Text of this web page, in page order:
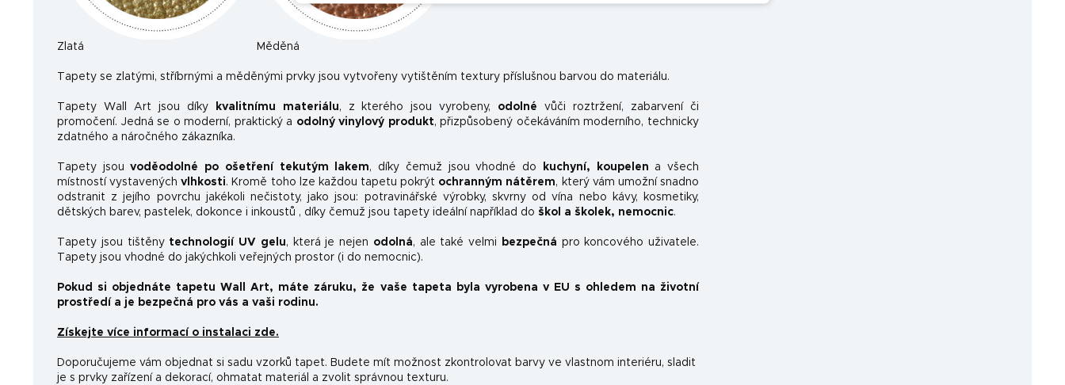
Zlatá Měděná
Tapety se zlatými, stříbrnými a měděnými prvky jsou vytvořeny vytištěním textury příslušnou barvou do materiálu.
Tapety Wall Art jsou díky kvalitnímu materiálu, z kterého jsou vyrobeny, odolné vůči roztržení, zabarvení či
promočení. Jedná se o moderní, praktický a odolný vinylový produkt, přizpůsobený očekáváním moderního, technicky
zdatného a náročného zákazníka.
Tapety jsouvoděodolné po ošetření tekutým lakem, díky čemuž jsou vhodné do kuchyní, koupelen a všech
místností vystavenýchvlhkosti. Kromě toho lze každou tapetu pokrýt ochranným nátěrem, který vám umožní snadno
odstranit z jejího povrchu jakékoli nečistoty, jako jsou: potravinářské výrobky, skvrny od vína nebo kávy, kosmetiky,
dětských barev, pastelek, dokonce i inkoustů , díky čemuž jsou tapety ideální například do škol a školek, nemocnic.
Tapety jsou tištěny technologií UV gelu, která je nejen odolná, ale také velmi bezpečná pro koncového uživatele.
Tapety jsou vhodné do jakýchkoli veřejných prostor (i do nemocnic).
Pokud si objednáte tapetu Wall Art, máte záruku, že vaše tapeta byla vyrobena v EU s ohledem na životní
prostředí a je bezpečná pro vás a vaši rodinu.
Získejte více informací o instalaci zde.
Doporučujeme vám objednat si sadu vzorků tapet. Budete mít možnost zkontrolovat barvy ve vlastnom interiéru, sladit
je s prvky zařízení a dekorací, ohmatat materiál a zvolit správnou texturu.